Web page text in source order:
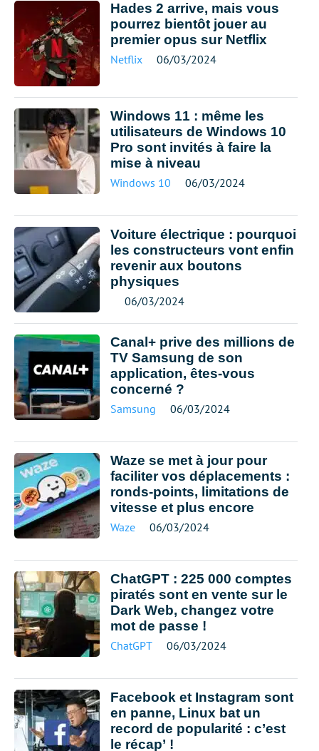
Hades 2 arrive, mais vous
pourrez bientôt jouer au
premier opus sur Netflix
Netflix 06/03/2024
Windows 11 : même les
utilisateurs de Windows 10
Pro sont invités à faire la
mise à niveau
Windows 10 06/03/2024
Voiture électrique : pourquoi
les constructeurs vont enfin
revenir aux boutons
physiques
06/03/2024
Canal+ prive des millions de
TV Samsung de son
application, êtes-vous
concerné ?
Samsung 06/03/2024
Waze se met à jour pour
faciliter vos déplacements :
ronds-points, limitations de
vitesse et plus encore
Waze 06/03/2024
ChatGPT : 225 000 comptes
piratés sont en vente sur le
Dark Web, changez votre
mot de passe !
ChatGPT 06/03/2024
Facebook et Instagram sont
en panne, Linux bat un
record de popularité : c’est
le récap’ !